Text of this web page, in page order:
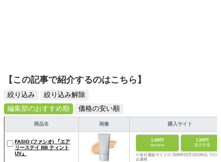
【この記事で紹介するのはこちら】
絞り込み
絞り込み解除
編集部のおすすめ順
価格の安い順
商品名 画像 購入サイト
FASIO (ファシオ) 『エア
リーステイ BB ティント
UV』
1,320円
Amazon
1,320円
楽天市場
※各社通販サイトの 2026年02月10日時点 での税
込価格